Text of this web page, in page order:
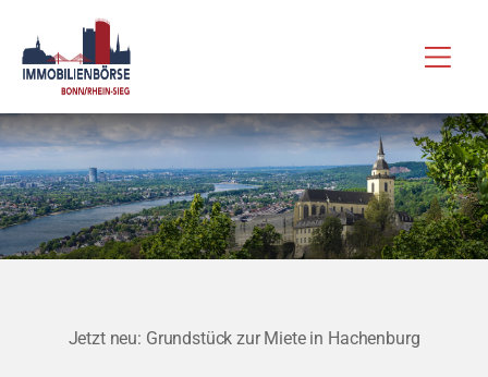
Inhalt
springen
Jetzt neu: Grundstück zur Miete in Hachenburg